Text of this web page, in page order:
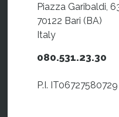
Piazza Garibaldi,
70122 Bari (BA)
Italy
080.531.23.30
P.I. IT06727580729